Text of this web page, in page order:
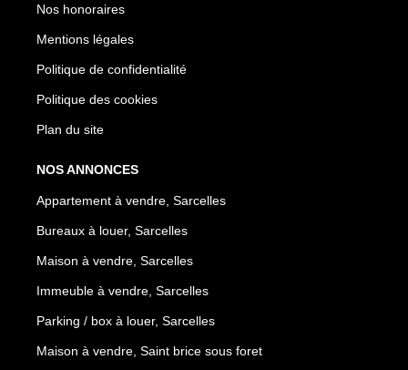
Nos honoraires
Mentions légales
Politique de confidentialité
Politique des cookies
Plan du site
NOS ANNONCES
Appartement à vendre, Sarcelles
Bureaux à louer, Sarcelles
Maison à vendre, Sarcelles
Immeuble à vendre, Sarcelles
Parking / box à louer, Sarcelles
Maison à vendre, Saint brice sous foret